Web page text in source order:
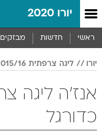
יורו 2020
ראשי חדשות מבזקים
יורו ליגה צרפתית 2015/16
כדורגל